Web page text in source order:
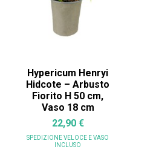
Hypericum Henryi
Hidcote – Arbusto
Fiorito H 50 cm,
Vaso 18 cm
22,90 €
SPEDIZIONE VELOCE E VASO
INCLUSO